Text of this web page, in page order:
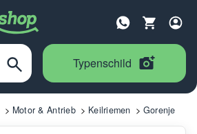
Typenschild
Motor & Antrieb Keilriemen Gorenje